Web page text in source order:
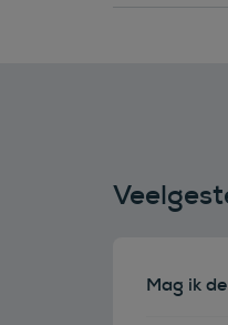
Mag ik